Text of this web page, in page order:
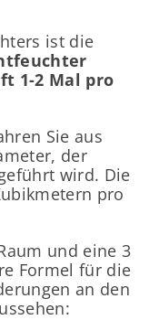
ist die
1-2 Mal pro
Sie aus
der
wird. Die
pro
und eine 3
Formel für die
an den